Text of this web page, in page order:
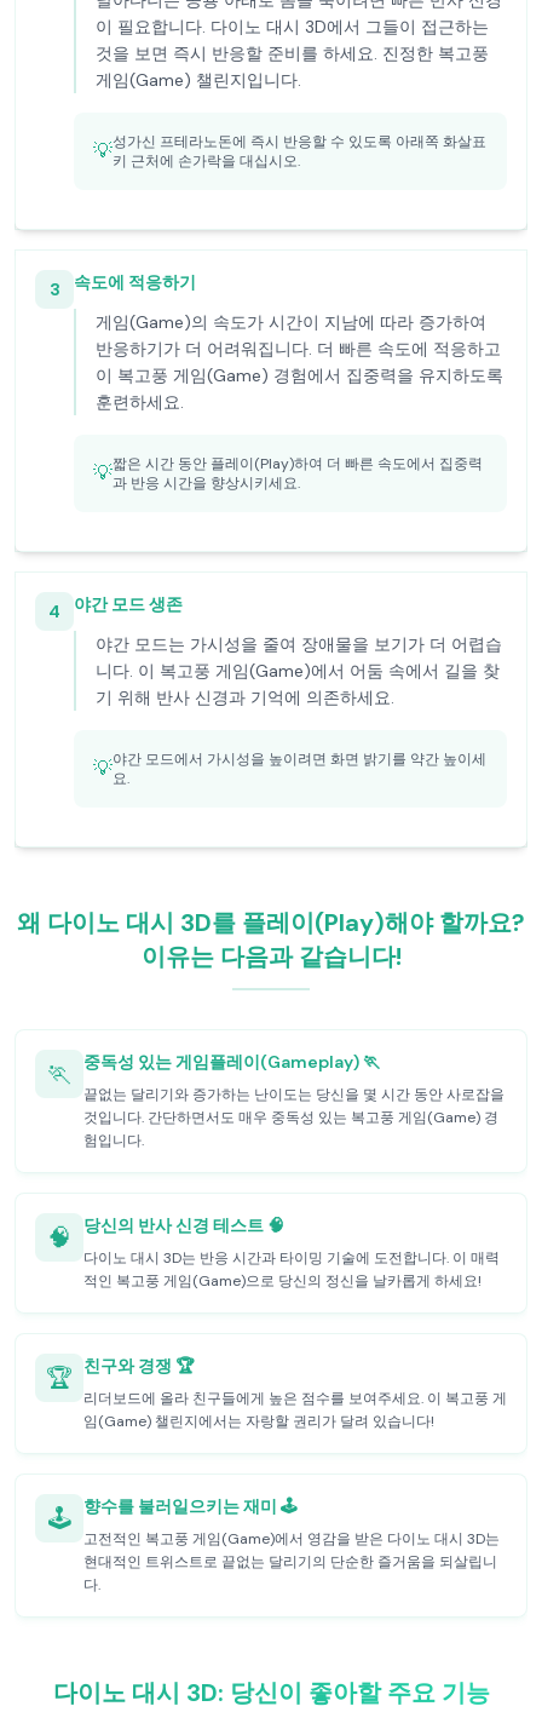
이 필요합니다. 다이노 대시 3D에서 그들이 접근하는
것을 보면 즉시 반응할 준비를 하세요. 진정한 복고풍
게임(Game) 챌린지입니다.
💡성가신 프테라노돈에 즉시 반응할 수 있도록 아래쪽 화살표
키 근처에 손가락을 대십시오.
3
속도에 적응하기
게임(Game)의 속도가 시간이 지남에 따라 증가하여
반응하기가 더 어려워집니다. 더 빠른 속도에 적응하고
이 복고풍 게임(Game) 경험에서 집중력을 유지하도록
훈련하세요.
💡짧은 시간 동안 플레이(Play)하여 더 빠른 속도에서 집중력
과 반응 시간을 향상시키세요.
4
야간 모드 생존
야간 모드는 가시성을 줄여 장애물을 보기가 더 어렵습
니다. 이 복고풍 게임(Game)에서 어둠 속에서 길을 찾
기 위해 반사 신경과 기억에 의존하세요.
💡야간 모드에서 가시성을 높이려면 화면 밝기를 약간 높이세
요.
왜 다이노 대시 3D를 플레이(Play)해야 할까요?
이유는 다음과 같습니다!
🏃 중독성 있는 게임플레이(Gameplay) 🏃
끝없는 달리기와 증가하는 난이도는 당신을 몇 시간 동안 사로잡을
것입니다. 간단하면서도 매우 중독성 있는 복고풍 게임(Game) 경
험입니다.
🧠 당신의 반사 신경 테스트 🧠
다이노 대시 3D는 반응 시간과 타이밍 기술에 도전합니다. 이 매력
적인 복고풍 게임(Game)으로 당신의 정신을 날카롭게 하세요!
🏆 친구와 경쟁 🏆
리더보드에 올라 친구들에게 높은 점수를 보여주세요. 이 복고풍 게
임(Game) 챌린지에서는 자랑할 권리가 달려 있습니다!
🕹️ 향수를 불러일으키는 재미 🕹️
고전적인 복고풍 게임(Game)에서 영감을 받은 다이노 대시 3D는
현대적인 트위스트로 끝없는 달리기의 단순한 즐거움을 되살립니
다.
다이노 대시 3D: 당신이 좋아할 주요 기능